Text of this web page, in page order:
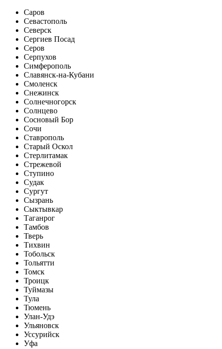
Саров
Севастополь
Северск
Сергиев Посад
Серов
Серпухов
Симферополь
Славянск-на-Кубани
Смоленск
Снежинск
Солнечногорск
Солнцево
Сосновый Бор
Сочи
Ставрополь
Старый Оскол
Стерлитамак
Стрежевой
Ступино
Судак
Сургут
Сызрань
Сыктывкар
Таганрог
Тамбов
Тверь
Тихвин
Тобольск
Тольятти
Томск
Троицк
Туймазы
Тула
Тюмень
Улан-Удэ
Ульяновск
Уссурийск
Уфа